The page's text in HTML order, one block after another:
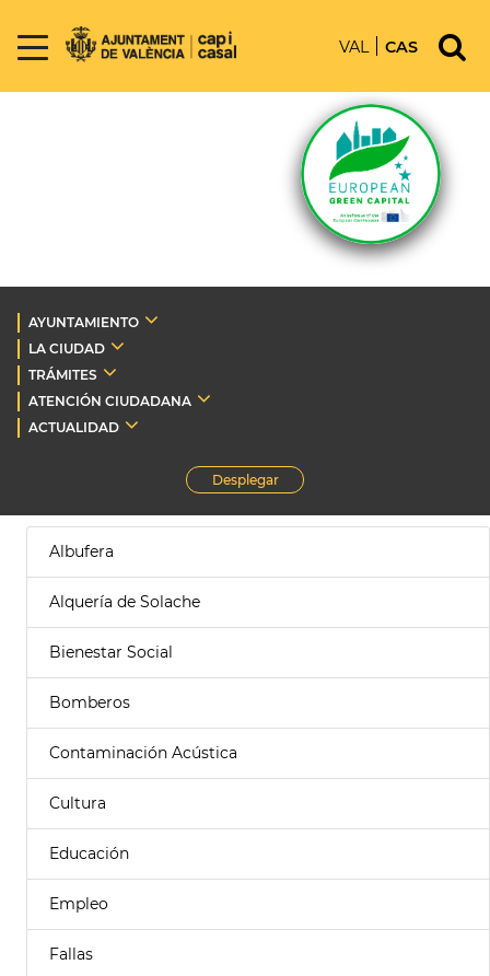
VAL CAS
AYUNTAMIENTO
LA CIUDAD
TRÁMITES
ATENCIÓN CIUDADANA
ACTUALIDAD
Desplegar
Albufera
Alquería de Solache
Bienestar Social
Bomberos
Contaminación Acústica
Cultura
Educación
Empleo
Fallas